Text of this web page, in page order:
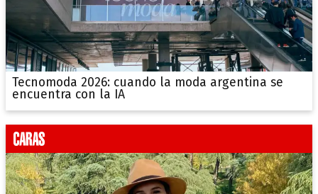
Tecnomoda 2026: cuando la moda argentina se
encuentra con la IA